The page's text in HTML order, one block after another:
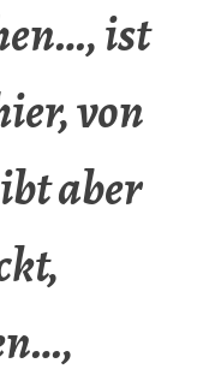
ist
von
aber